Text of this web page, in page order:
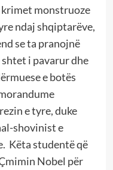
krimet monstruoze
ndaj shqiptarëve,
se ta pranojnë
i pavarur dhe
e botës
e tyre, duke
shovinist e
Këta studentë që
Nobel për